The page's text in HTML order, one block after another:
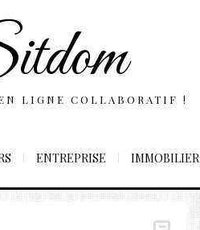
LIGNE COLLABORATIF !
ENTREPRISE IMMOBILIER